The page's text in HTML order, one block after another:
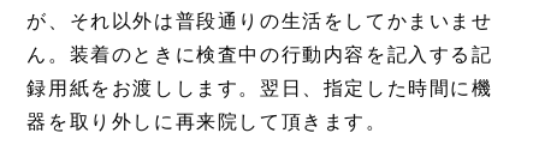
が、それ以外は普段通りの生活をしてかまいませ
ん。装着のときに検査中の行動内容を記入する記
録用紙をお渡しします。翌日、指定した時間に機
器を取り外しに再来院して頂きます。